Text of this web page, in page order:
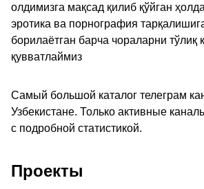
олдимизга мақсад қилиб қўйган
эротика ва порнография
борилаётган барча чораларни тўлиқ
қувватлаймиз
Самый большой каталог телеграм
Узбекистане. Только активные
с подробной статистикой.
Проекты